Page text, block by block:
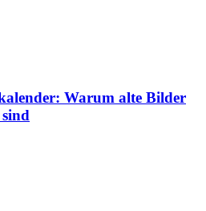
Warum alte Bilder